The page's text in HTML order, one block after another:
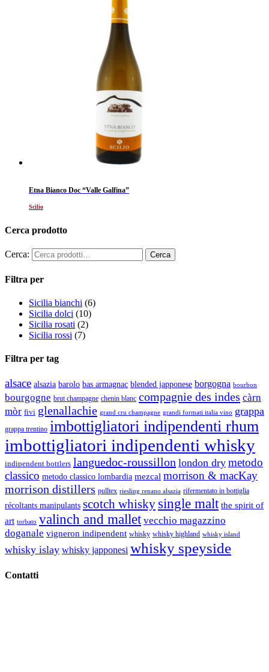
Etna Bianco Doc “Valle Galfina”
Scilio
Cerca prodotto
Cerca:
Filtra per
Sicilia bianchi (6)
Sicilia dolci (10)
Sicilia rosati (2)
Sicilia rossi (7)
Filtra per tag
alsace alsazia barolo bas armagnac blended japponese borgogna bourbon
bourgogne brut champagne chenin blanc compagnie des indes càrn
mòr fivi glenallachie grand cru champagne grandi formati italia vino grappa
grappa trentino imbottigliatori indipendenti rhum
imbottigliatori indipendenti whisky
indipendent bottlers languedoc-roussillon london dry metodo
classico metodo classico lombardia mezcal morrison & macKay
morrison distillers pulltex riesling renano alsazia rifermentato in bottiglia
récoltants manipulants scotch whisky single malt the spirit of
art torbato valinch and mallet vecchio magazzino
doganale vigneron indipendent whisky whisky highland whisky island
whisky islay whisky japponesi whisky speyside
Contatti